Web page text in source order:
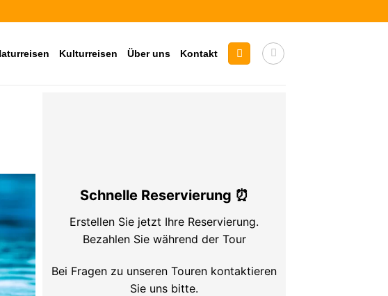
Kulturreisen Über uns Kontakt
Schnelle Reservierung ⏰
Erstellen Sie jetzt Ihre Reservierung.
Bezahlen Sie während der Tour
Bei Fragen zu unseren Touren kontaktieren
Sie uns bitte.